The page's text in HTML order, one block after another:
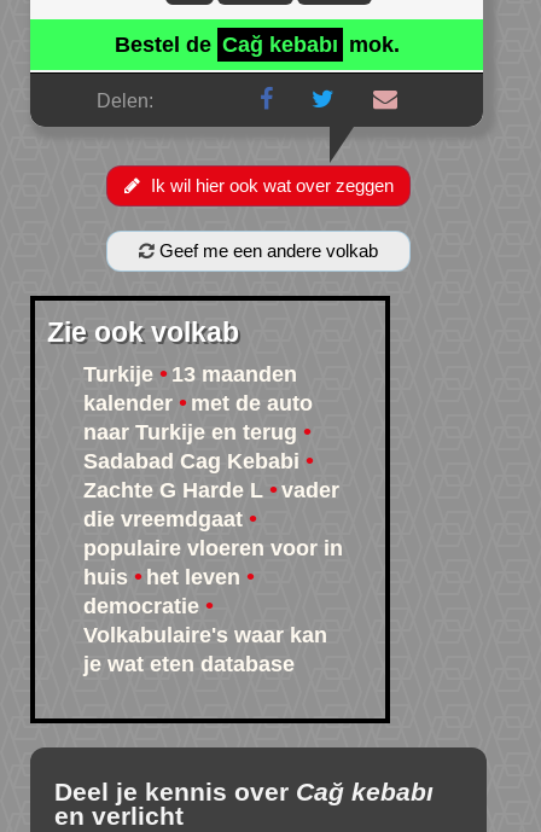
Bestel de Cağ kebabı mok.
Delen:
Ik wil hier ook wat over zeggen
Geef me een andere volkab
Zie ook volkab
Turkije
13 maanden
kalender
met de auto
naar Turkije en terug
Sadabad Cag Kebabi
Zachte G Harde L
vader
die vreemdgaat
populaire vloeren voor in
huis
het leven
democratie
Volkabulaire's waar kan
je wat eten database
Deel je kennis over Cağ kebabı
en verlicht